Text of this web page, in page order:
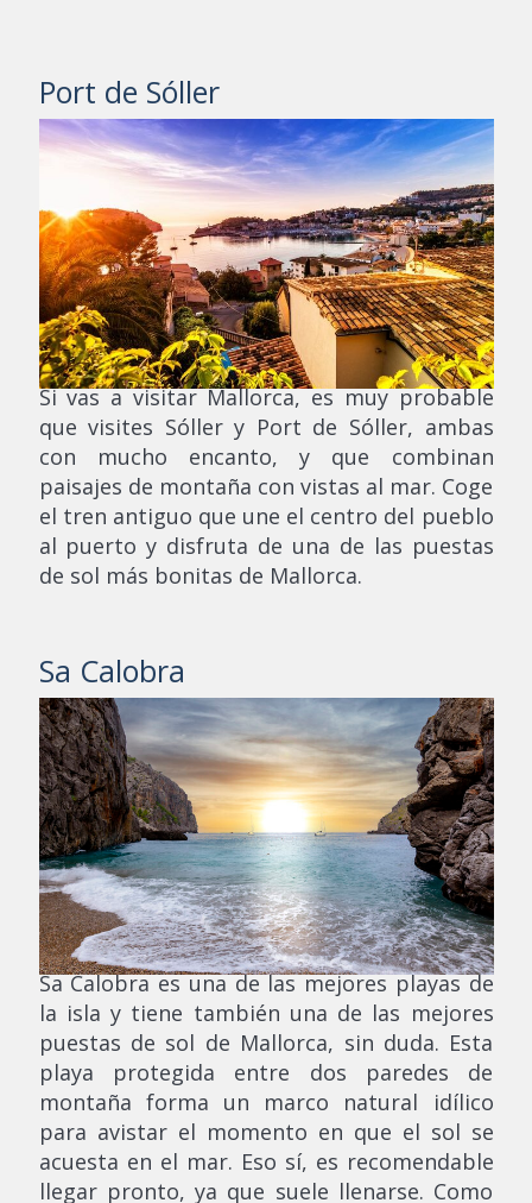
Port de Sóller
Si vas a visitar Mallorca, es muy probable
que visites Sóller y Port de Sóller, ambas
con mucho encanto, y que combinan
paisajes de montaña con vistas al mar. Coge
el tren antiguo que une el centro del pueblo
al puerto y disfruta de una de las puestas
de sol más bonitas de Mallorca.
Sa Calobra
Sa Calobra es una de las mejores playas de
la isla y tiene también una de las mejores
puestas de sol de Mallorca, sin duda. Esta
playa protegida entre dos paredes de
montaña forma un marco natural idílico
para avistar el momento en que el sol se
acuesta en el mar. Eso sí, es recomendable
llegar pronto, ya que suele llenarse. Como